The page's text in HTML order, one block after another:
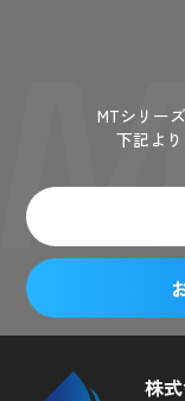
MTシリー
下記よ
株